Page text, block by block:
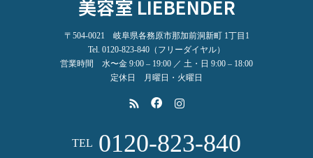
美容室 LIEBENDER
〒504-0021 岐阜県各務原市那加前洞新町 1丁目1
Tel. 0120-823-840（フリーダイヤル）
営業時間 水〜金 9:00 – 19:00 ／ 土・日 9:00 – 18:00
定休日 月曜日・火曜日
TEL 0120-823-840